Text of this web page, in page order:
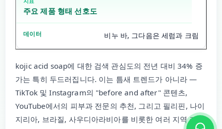
주요 제품 형태 선호도
비누 바, 그다음은 세럼과 크림
kojic acid soap에 대한 검색 관심도의 전년 대비 34% 증
가는 특히 두드러집니다. 이는 틈새 트렌드가 아니라 —
TikTok 및 Instagram의 "before and after" 콘텐츠,
YouTube에서의 피부과 전문의 추천, 그리고 필리핀, 나이
지리아, 브라질, 사우디아라비아를 비롯한 여러 지역 커뮤